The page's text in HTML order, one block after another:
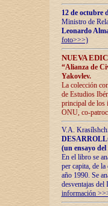
12 de octubre
Ministro de
Leonardo
foto>>>)
NUEVA
“Alianza de
Yakovlev.
La colección
de Estudios
principal de los
ONU, co-
V.A.
(un ensayo
En el libro se
per capita, de
año 1990. Se
desventajas
información